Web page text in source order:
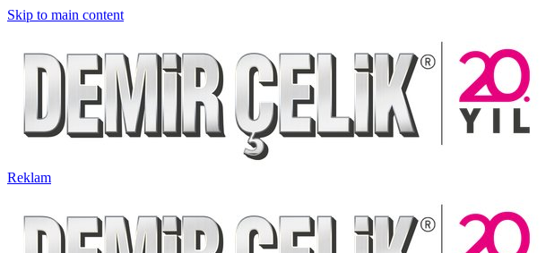
Skip to main content
Reklam